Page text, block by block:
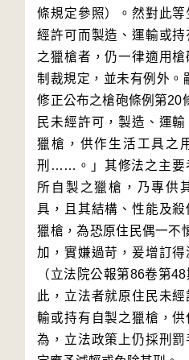
條規定參照）。然對此
經許可而製造、運輸或
之獵槍者，仍一律適用
制裁規定，並未有例外。
修正公布之槍砲條例第20
民未經許可，製造、運
獵槍，供作生活工具之
刑……。」其修法之主要
所自製之獵槍，乃專供
具，且其結構、性能及
獵槍，為恐原住民偶一不
加，實嫌過苛，爰增訂
（立法院公報第86卷第
此，立法者就原住民未
輸或持有自製之獵槍，
為，立法政策上仍採刑